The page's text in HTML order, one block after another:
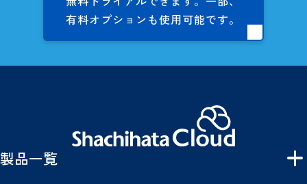
有料オプションも使用可能です。
製品一覧